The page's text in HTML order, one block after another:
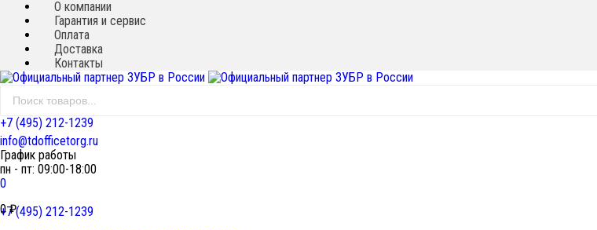
О компании
Гарантия и сервис
Оплата
Доставка
Контакты
+7 (495) 212-1239
info@tdofficetorg.ru
График работы
пн - пт: 09:00-18:00
0
0₽
+7 (495) 212-1239
Новинка!